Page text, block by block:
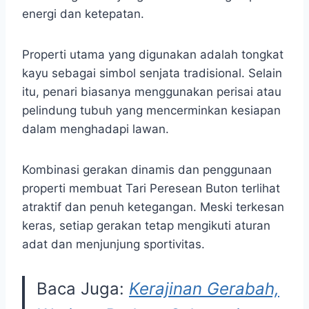
energi dan ketepatan.
Properti utama yang digunakan adalah tongkat
kayu sebagai simbol senjata tradisional. Selain
itu, penari biasanya menggunakan perisai atau
pelindung tubuh yang mencerminkan kesiapan
dalam menghadapi lawan.
Kombinasi gerakan dinamis dan penggunaan
properti membuat Tari Peresean Buton terlihat
atraktif dan penuh ketegangan. Meski terkesan
keras, setiap gerakan tetap mengikuti aturan
adat dan menjunjung sportivitas.
Baca Juga: Kerajinan Gerabah,